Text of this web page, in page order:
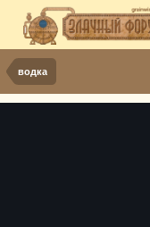
водка